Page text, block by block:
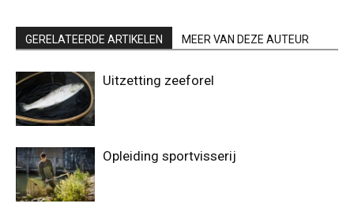
GERELATEERDE ARTIKELEN MEER VAN DEZE AUTEUR
Uitzetting zeeforel
Opleiding sportvisserij